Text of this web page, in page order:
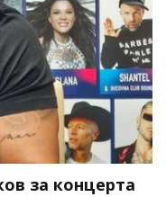
за концерта